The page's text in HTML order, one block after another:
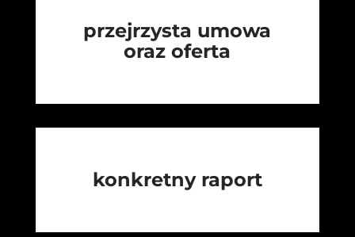
przejrzysta umowa
oraz oferta
konkretny raport